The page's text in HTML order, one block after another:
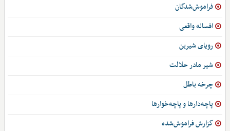
فراموش‌شدگان
افسانه واقعی
رویای شیرین
شیر مادر حلالت
چرخه باطل
پاچه‌دارها و پاچه‌خوارها
گزارش فراموش‌شده